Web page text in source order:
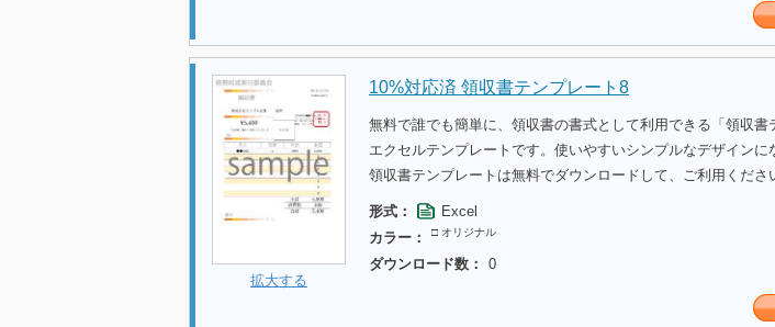
拡大する
10%対応済 領収書テンプレート8
無料で誰でも簡単に、領収書の書式として利用できる「領収書
エクセルテンプレートです。使いやすいシンプルなデザインに
領収書テンプレートは無料でダウンロードして、ご利用くださ
形式：
Excel
カラー：
□ オリジナル
ダウンロード数： 0